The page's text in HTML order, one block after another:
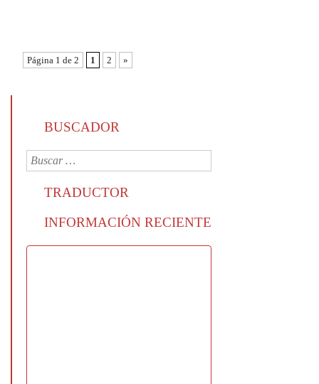
Página 1 de 2 1 2 »
BUSCADOR
TRADUCTOR
INFORMACIÓN RECIENTE